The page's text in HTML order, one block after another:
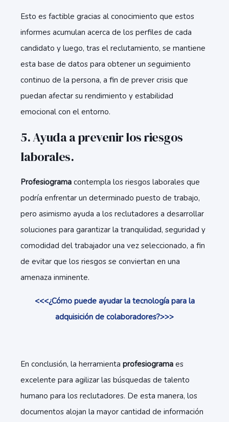
Esto es factible gracias al conocimiento que estos
informes acumulan acerca de los perfiles de cada
candidato y luego, tras el reclutamiento, se mantiene
esta base de datos para obtener un seguimiento
continuo de la persona, a fin de prever crisis que
puedan afectar su rendimiento y estabilidad
emocional con el entorno.
5. Ayuda a prevenir los riesgos
laborales.
Profesiograma contempla los riesgos laborales que
podría enfrentar un determinado puesto de trabajo,
pero asimismo ayuda a los reclutadores a desarrollar
soluciones para garantizar la tranquilidad, seguridad y
comodidad del trabajador una vez seleccionado, a fin
de evitar que los riesgos se conviertan en una
amenaza inminente.
<<<¿Cómo puede ayudar la tecnología para la
adquisición de colaboradores?>>>
En conclusión, la herramienta profesiograma es
excelente para agilizar las búsquedas de talento
humano para los reclutadores. De esta manera, los
documentos alojan la mayor cantidad de información